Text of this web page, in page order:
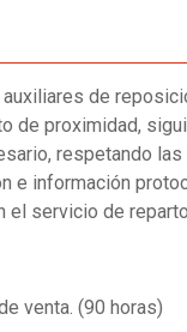
auxiliares de
de proximidad,
respetando las
e información
el servicio de
venta. (90 horas)